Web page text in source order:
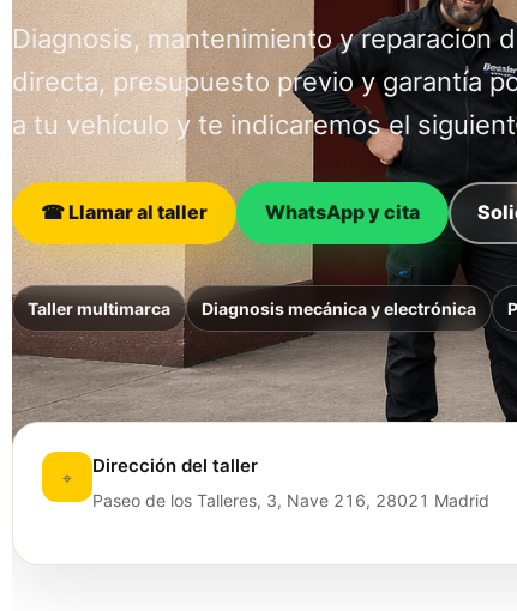
Diagnosis, mantenimiento y reparación
directa, presupuesto previo y garantía
a tu vehículo y te indicaremos el
☎ Llamar al taller WhatsApp y cita
Taller multimarca Diagnosis mecánica y electrónica
⌖ Dirección del taller
Paseo de los Talleres, 3, Nave 216, 28021 Madrid